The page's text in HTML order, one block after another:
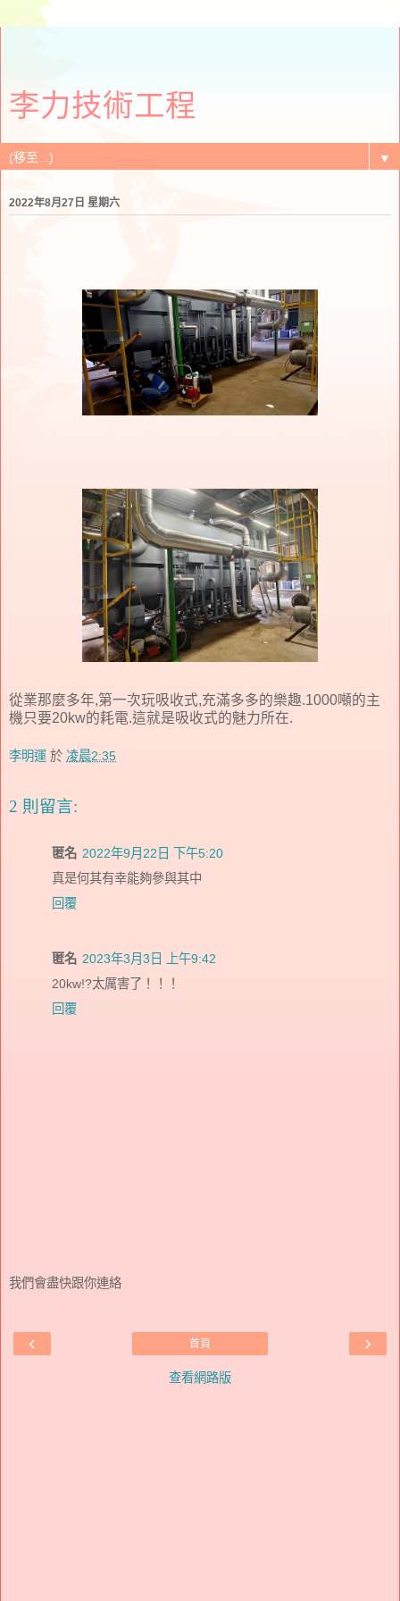
李力技術工程
▼
2022年8月27日 星期六
從業那麼多年,第一次玩吸收式,充滿多多的樂趣.1000噸的主
機只要20kw的耗電.這就是吸收式的魅力所在.
李明運 於 凌晨2:35
2 則留言:
匿名 2022年9月22日 下午5:20
真是何其有幸能夠參與其中
回覆
匿名 2023年3月3日 上午9:42
20kw!?太厲害了！！！
回覆
我們會盡快跟你連絡
‹ ›
首頁
查看網路版